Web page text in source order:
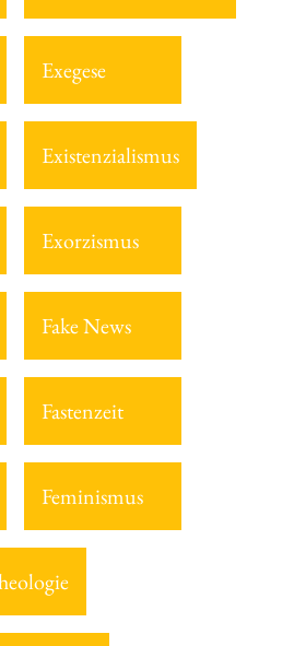
Exegese
Existenzialismus
Exorzismus
Fake News
Fastenzeit
Feminismus